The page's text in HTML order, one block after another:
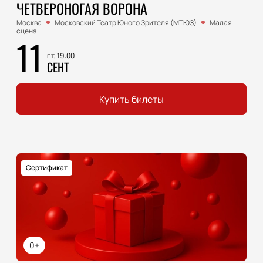
ЧЕТВЕРОНОГАЯ ВОРОНА
Москва Московский Театр Юного Зрителя (МТЮЗ)
Малая
сцена
11 пт, 19:00
СЕНТ
Купить билеты
0+
Сертификат